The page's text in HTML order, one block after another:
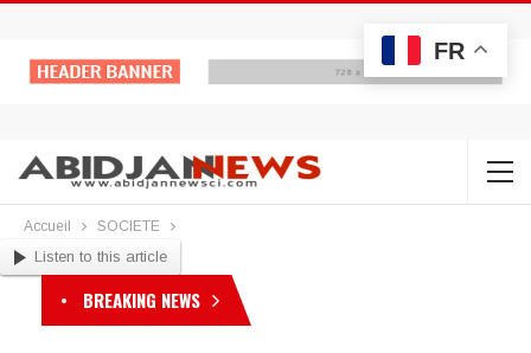
Accueil SOCIETE
Listen to this article
BREAKING NEWS
FR